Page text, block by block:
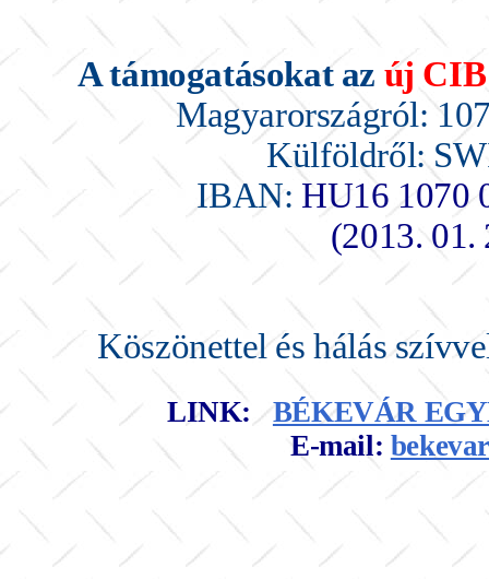
A támogatásokat az új CIB
Magyarországról:
Külföldről:
IBAN: HU16 1070
(2013. 01.
Köszönettel és hálás
LINK: BÉKEVÁR
E-mail: